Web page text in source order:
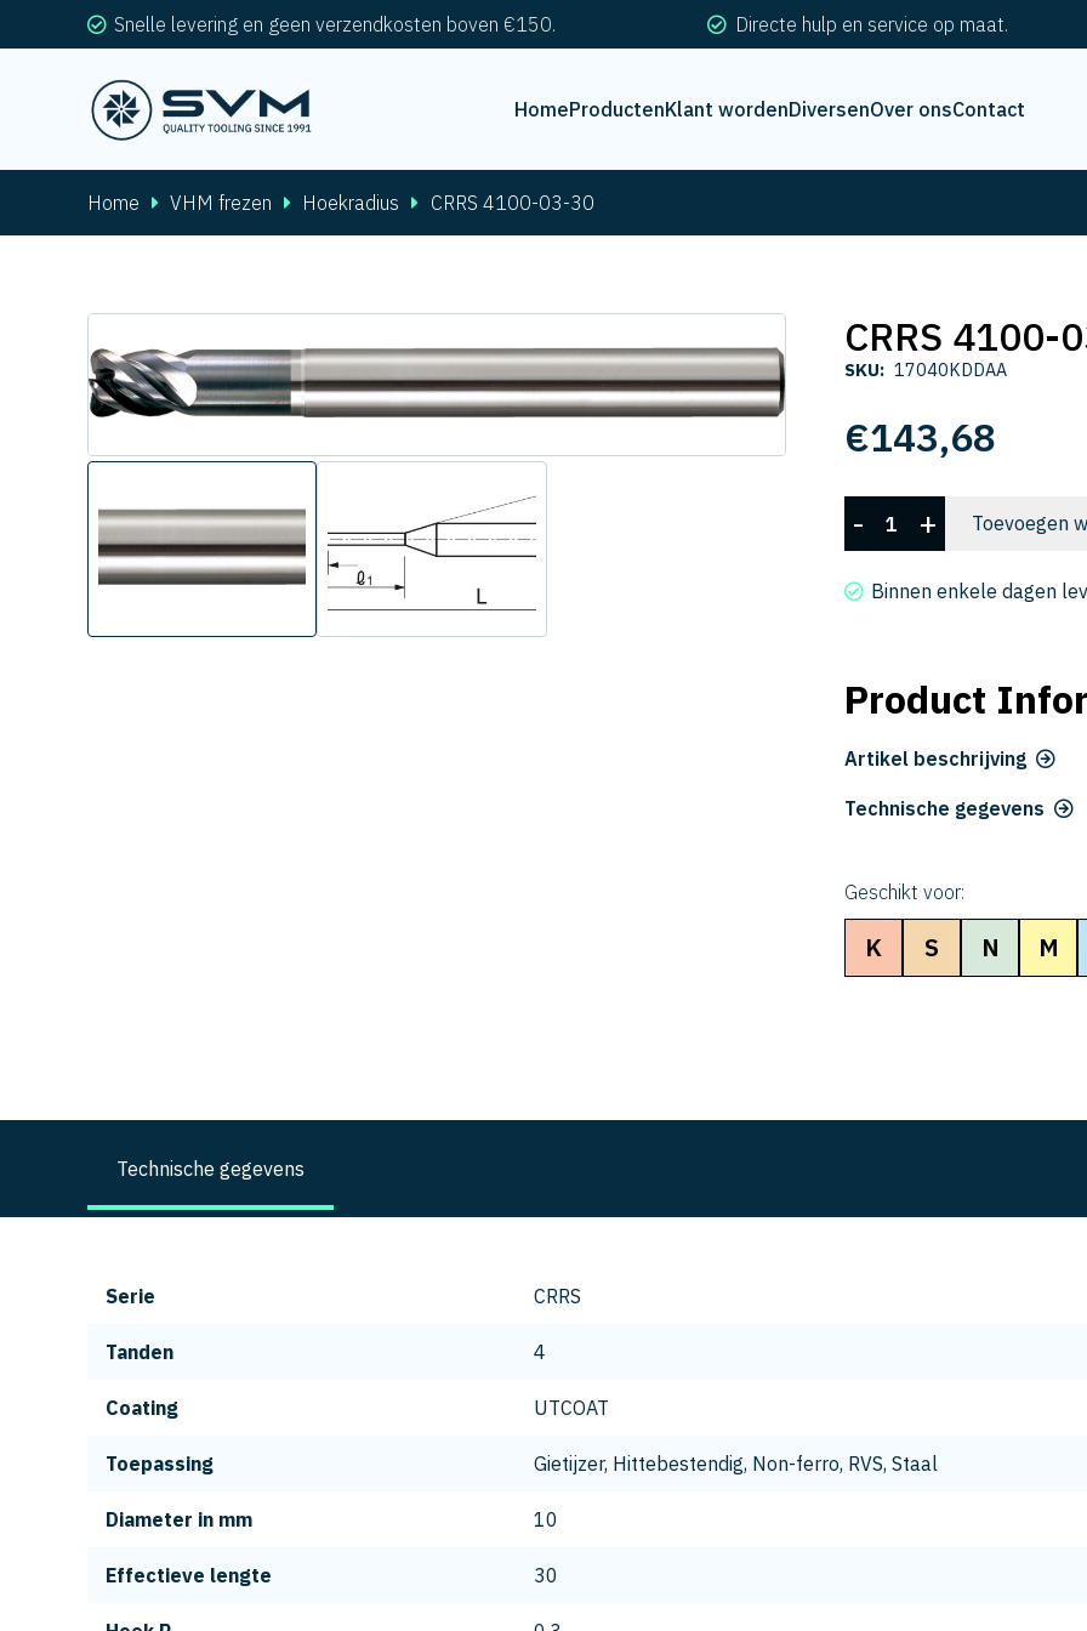
Snelle levering en geen verzendkosten boven €150. Directe hulp en service op maat.
HomeProductenKlant wordenDiversenOver onsContact
Home VHM frezen Hoekradius CRRS 4100-03-30
CRRS 4100-
SKU: 17040KDDAA
€143,68
CRRS
4100-
03-
- + Toevoegen
Binnen enkele dagen
Product
Artikel beschrijving
Technische gegevens
Geschikt voor:
K S N M
Technische gegevens
Serie CRRS
Tanden 4
Coating UTCOAT
Toepassing Gietijzer, Hittebestendig, Non-ferro, RVS, Staal
Diameter in mm 10
Effectieve lengte 30